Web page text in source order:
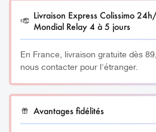
Livraison Express Colissimo
Mondial Relay 4 à 5 jours
En France, livraison gratuite dès
nous contacter pour l'étranger.
Avantages fidélités